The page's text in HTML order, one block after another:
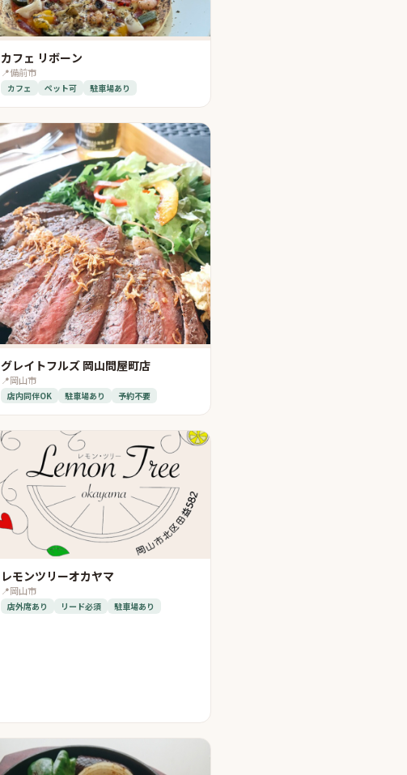
カフェ リボーン
📍備前市
カフェ ペット可 駐車場あり
グレイトフルズ 岡山問屋町店
📍岡山市
店内同伴OK 駐車場あり 予約不要
レモンツリーオカヤマ
📍岡山市
店外席あり リード必須 駐車場あり